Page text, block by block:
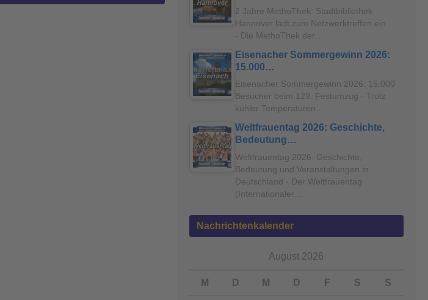
2 Jahre MethoThek: Stadtbibliothek
Hannover lädt zum Netzwerktreffen ein
- Die MethoThek der…
Eisenacher Sommergewinn 2026:
15.000…
Eisenacher Sommergewinn 2026: 15.000
Besucher beim 129. Festumzug - Trotz
kühler Temperaturen…
Weltfrauentag 2026: Geschichte,
Bedeutung…
Weltfrauentag 2026: Geschichte,
Bedeutung und Veranstaltungen in
Deutschland - Der Weltfrauentag
(Internationaler…
Nachrichtenkalender
August 2026
M D M D F S S